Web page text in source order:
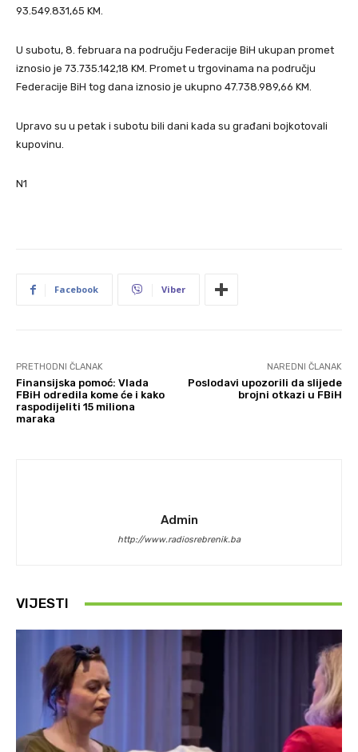
93.549.831,65 KM.
U subotu, 8. februara na području Federacije BiH ukupan promet
iznosio je 73.735.142,18 KM. Promet u trgovinama na području
Federacije BiH tog dana iznosio je ukupno 47.738.989,66 KM.
Upravo su u petak i subotu bili dani kada su građani bojkotovali
kupovinu.
N1
Facebook Viber
PRETHODNI ČLANAK
Finansijska pomoć: Vlada
FBiH odredila kome će i kako
raspodijeliti 15 miliona
maraka
NAREDNI ČLANAK
Poslodavi upozorili da slijede
brojni otkazi u FBiH
Admin
http://www.radiosrebrenik.ba
VIJESTI